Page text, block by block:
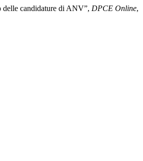
candidature di ANV”, DPCE Online,